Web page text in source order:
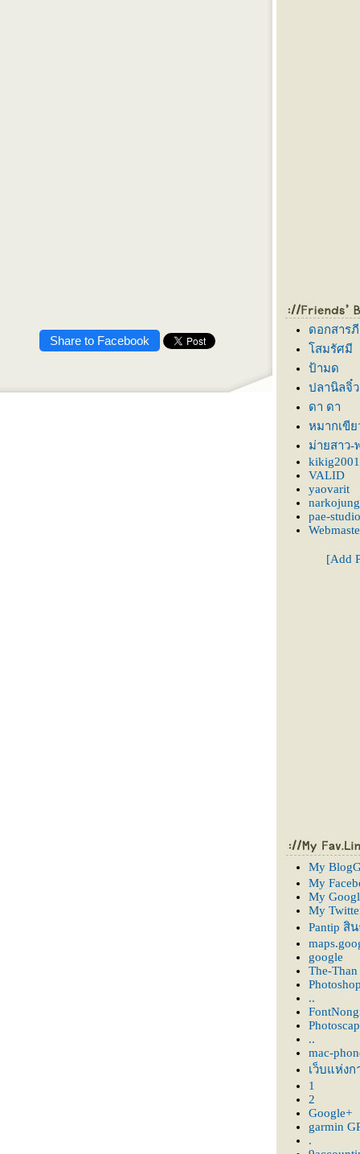
Share to Facebook
ดอกสารภี
สมรัศมี
ป้ามด
ปลานิลจิ๋ว
ดา ดา
หมากเขีย
ม่ายสาว-
kikig2001
VALID
yaovarit
narkojung
pae-studio
[Add
My
My
My
My
Pantip สิ
google
The-Than
..
..
mac-
เว็บแห่ง
1
2
Google+
garmin
.